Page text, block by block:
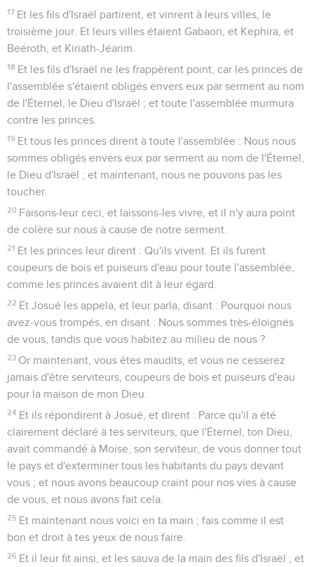
17 Et les fils d'Israël partirent, et vinrent à leurs villes, le
troisième jour. Et leurs villes étaient Gabaon, et Kephira, et
Beéroth, et Kiriath-Jéarim.
18 Et les fils d'Israël ne les frappèrent point, car les princes de
l'assemblée s'étaient obligés envers eux par serment au nom
de l'Éternel, le Dieu d'Israël ; et toute l'assemblée murmura
contre les princes.
19 Et tous les princes dirent à toute l'assemblée : Nous nous
sommes obligés envers eux par serment au nom de l'Éternel,
le Dieu d'Israël ; et maintenant, nous ne pouvons pas les
toucher.
20 Faisons-leur ceci, et laissons-les vivre, et il n'y aura point
de colère sur nous à cause de notre serment.
21 Et les princes leur dirent : Qu'ils vivent. Et ils furent
coupeurs de bois et puiseurs d'eau pour toute l'assemblée,
comme les princes avaient dit à leur égard.
22 Et Josué les appela, et leur parla, disant : Pourquoi nous
avez-vous trompés, en disant : Nous sommes très-éloignés
de vous, tandis que vous habitez au milieu de nous ?
23 Or maintenant, vous êtes maudits, et vous ne cesserez
jamais d'être serviteurs, coupeurs de bois et puiseurs d'eau
pour la maison de mon Dieu.
24 Et ils répondirent à Josué, et dirent : Parce qu'il a été
clairement déclaré à tes serviteurs, que l'Éternel, ton Dieu,
avait commandé à Moïse, son serviteur, de vous donner tout
le pays et d'exterminer tous les habitants du pays devant
vous ; et nous avons beaucoup craint pour nos vies à cause
de vous, et nous avons fait cela.
25 Et maintenant nous voici en ta main ; fais comme il est
bon et droit à tes yeux de nous faire.
26 Et il leur fit ainsi, et les sauva de la main des fils d'Israël ; et